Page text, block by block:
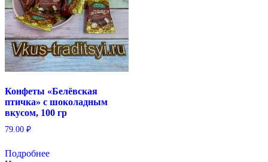
Конфеты «Белёвская
птичка» с шоколадным
вкусом, 100 гр
79.00 ₽
Подробнее